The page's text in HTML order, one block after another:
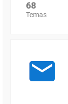
68
Temas